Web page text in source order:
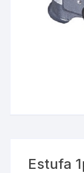
Estufa